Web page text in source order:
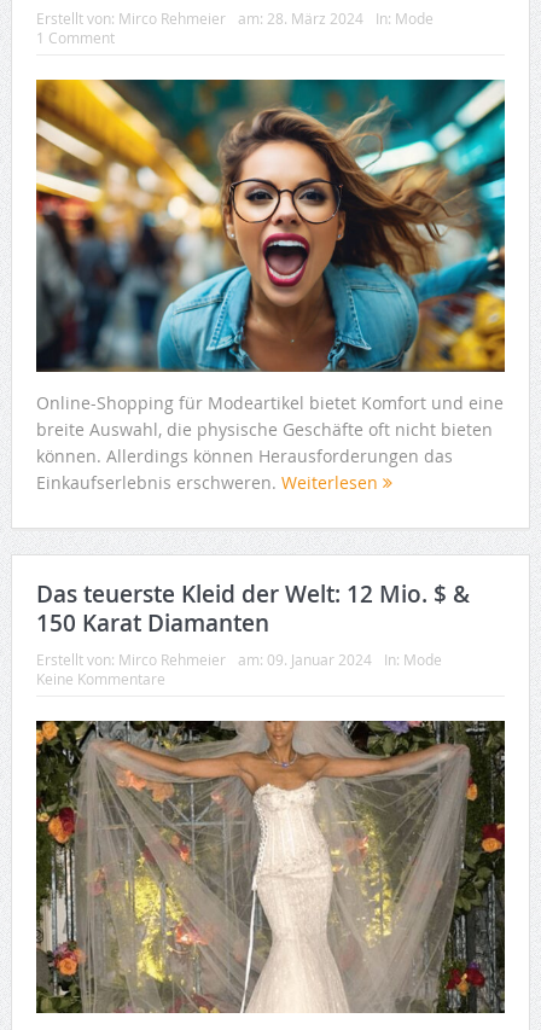
Erstellt von: Mirco Rehmeier am: 28. März 2024 In: Mode
1 Comment
Online-Shopping für Modeartikel bietet Komfort und eine
breite Auswahl, die physische Geschäfte oft nicht bieten
können. Allerdings können Herausforderungen das
Einkaufserlebnis erschweren. Weiterlesen
Das teuerste Kleid der Welt: 12 Mio. $ &
150 Karat Diamanten
Erstellt von: Mirco Rehmeier am: 09. Januar 2024 In: Mode
Keine Kommentare